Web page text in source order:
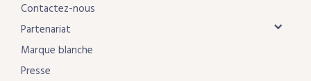
Contactez-nous
Partenariat
Marque blanche
Presse